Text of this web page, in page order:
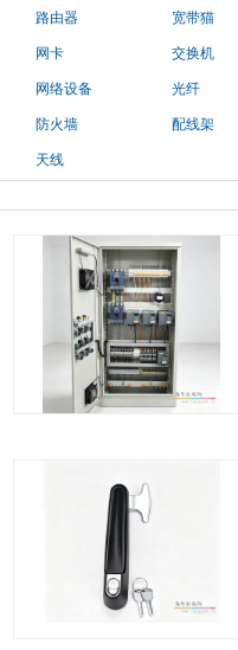
路由器 宽带猫
网卡 交换机
网络设备 光纤
防火墙 配线架
天线